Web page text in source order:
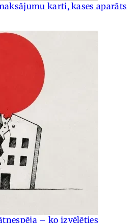
karti, kases aparāts
– ko izvēlēties